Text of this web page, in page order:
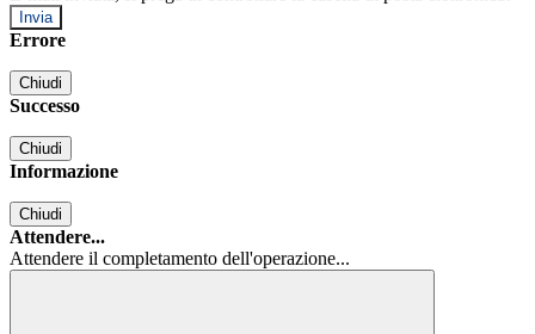
Errore
Chiudi
Successo
Chiudi
Informazione
Chiudi
Attendere...
Attendere il completamento dell'operazione...